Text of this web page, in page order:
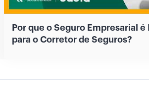
Por que o Seguro Empresarial
para o Corretor de Seguros?